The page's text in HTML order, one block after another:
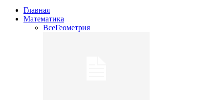
Главная
Математика
ВсеГеометрия